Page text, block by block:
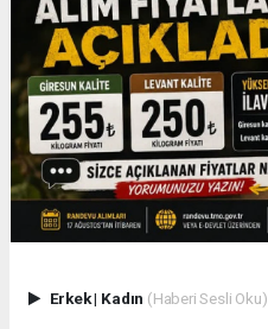
Erkek| Kadın (Haberi Sesli Oku)